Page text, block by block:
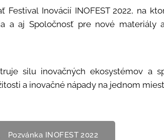
Festival Inovácií INOFEST 2022, na
a aj Spoločnosť pre nové materiály
silu inovačných ekosystémov a
a inovačné nápady na jednom
Pozvánka INOFEST 2022